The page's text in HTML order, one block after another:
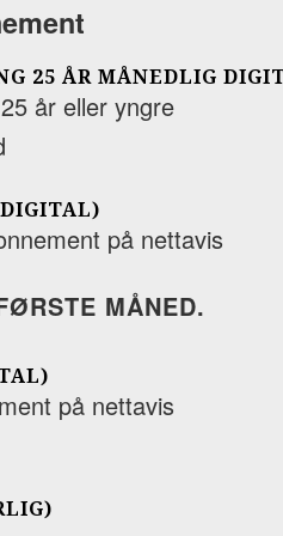
25 ÅR MÅNEDLIG
år eller yngre
på nettavis
1 KR FOR FØRSTE MÅNED.
på nettavis